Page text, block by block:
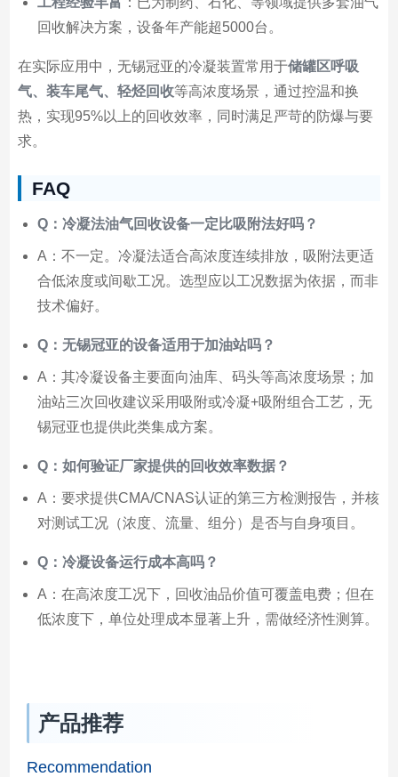
回收解决方案，设备年产能超5000台。
在实际应用中，无锡冠亚的冷凝装置常用于储罐区呼吸
气、装车尾气、轻烃回收等高浓度场景，通过控温和换
热，实现95%以上的回收效率，同时满足严苛的防爆与要
求。
FAQ
Q：冷凝法油气回收设备一定比吸附法好吗？
A：不一定。冷凝法适合高浓度连续排放，吸附法更适
合低浓度或间歇工况。选型应以工况数据为依据，而非
技术偏好。
Q：无锡冠亚的设备适用于加油站吗？
A：其冷凝设备主要面向油库、码头等高浓度场景；加
油站三次回收建议采用吸附或冷凝+吸附组合工艺，无
锡冠亚也提供此类集成方案。
Q：如何验证厂家提供的回收效率数据？
A：要求提供CMA/CNAS认证的第三方检测报告，并核
对测试工况（浓度、流量、组分）是否与自身项目。
Q：冷凝设备运行成本高吗？
A：在高浓度工况下，回收油品价值可覆盖电费；但在
低浓度下，单位处理成本显著上升，需做经济性测算。
产品推荐
Recommendation